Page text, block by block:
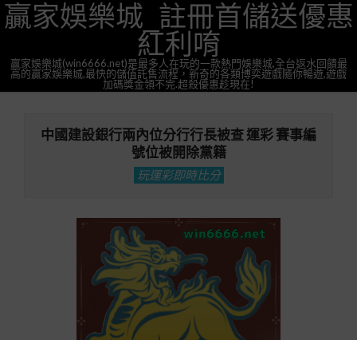
Skip
to贏家娛樂城_註冊首儲送優惠
紅利唷
贏家娛樂城(win6666.net)是最多人在玩的一款熱門娛樂城,全台返水回饋最
高的贏家娛樂城,最快的儲值託售流程，新奇的各類博奕遊戲隨你暢遊,遊戲
加碼獎金領不完.超殺優惠趁現在!
中國建設銀行兩內位分行行長被查 運彩 賽事編
號位被開除黨籍
玩運彩即時比分